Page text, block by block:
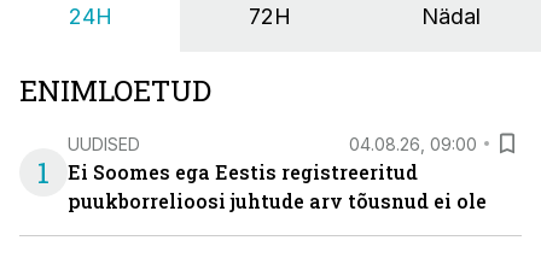
24H 72H Nädal
ENIMLOETUD
1
UUDISED 04.08.26, 09:00
Ei Soomes ega Eestis registreeritud
puukborrelioosi juhtude arv tõusnud ei ole